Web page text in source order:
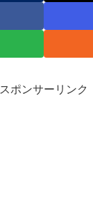
スポンサーリンク